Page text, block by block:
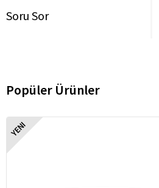
Soru Sor
Popüler Ürünler
YENI